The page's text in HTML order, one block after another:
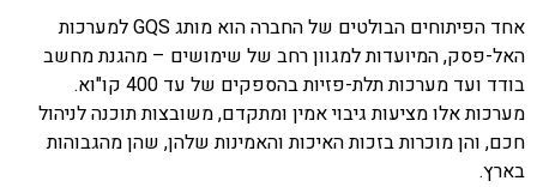
אחד הפיתוחים הבולטים של החברה הוא מותג GQS למערכות
האל-פסק, המיועדות למגוון רחב של שימושים – מהגנת מחשב
בודד ועד מערכות תלת-פזיות בהספקים של עד 400 קו"וא.
מערכות אלו מציעות גיבוי אמין ומתקדם, משובצות תוכנה לניהול
חכם, והן מוכרות בזכות האיכות והאמינות שלהן, שהן מהגבוהות
בארץ.